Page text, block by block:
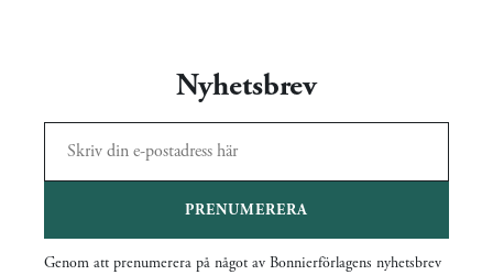
Nyhetsbrev
PRENUMERERA
Genom att prenumerera på något av Bonnierförlagens nyhetsbrev